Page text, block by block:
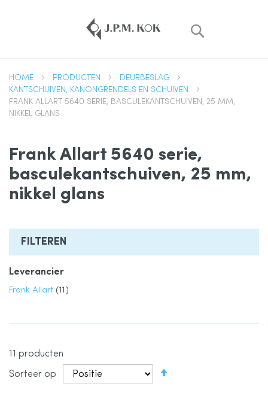
HOME PRODUCTEN
DEURBESLAG
KANTSCHUIVEN, KANONGRENDELS EN SCHUIVEN
FRANK ALLART 5640 SERIE, BASCULEKANTSCHUIVEN, 25 MM,
NIKKEL GLANS
Frank Allart 5640 serie,
basculekantschuiven, 25 mm,
nikkel glans
11 producten
Sorteer op
FILTEREN
Leverancier
Frank Allart 11
product